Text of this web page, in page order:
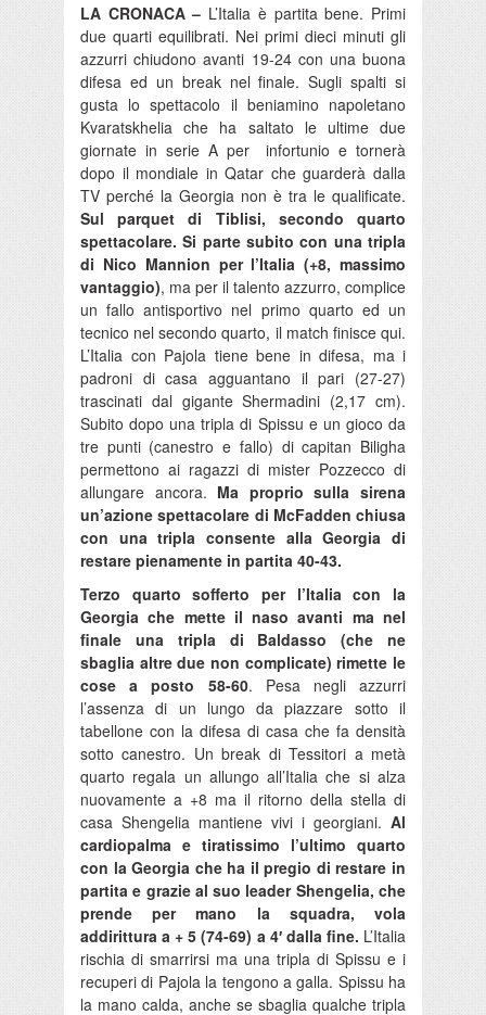
LA CRONACA – L’Italia è partita bene. Primi
due quarti equilibrati. Nei primi dieci minuti gli
azzurri chiudono avanti 19-24 con una buona
difesa ed un break nel finale. Sugli spalti si
gusta lo spettacolo il beniamino napoletano
Kvaratskhelia che ha saltato le ultime due
giornate in serie A per infortunio e tornerà
dopo il mondiale in Qatar che guarderà dalla
TV perché la Georgia non è tra le qualificate.
Sul parquet di Tiblisi, secondo quarto
spettacolare. Si parte subito con una tripla
di Nico Mannion per l’Italia (+8, massimo
vantaggio), ma per il talento azzurro, complice
un fallo antisportivo nel primo quarto ed un
tecnico nel secondo quarto, il match finisce qui.
L’Italia con Pajola tiene bene in difesa, ma i
padroni di casa agguantano il pari (27-27)
trascinati dal gigante Shermadini (2,17 cm).
Subito dopo una tripla di Spissu e un gioco da
tre punti (canestro e fallo) di capitan Biligha
permettono ai ragazzi di mister Pozzecco di
allungare ancora. Ma proprio sulla sirena
un’azione spettacolare di McFadden chiusa
con una tripla consente alla Georgia di
restare pienamente in partita 40-43.
Terzo quarto sofferto per l’Italia con la
Georgia che mette il naso avanti ma nel
finale una tripla di Baldasso (che ne
sbaglia altre due non complicate) rimette le
cose a posto 58-60. Pesa negli azzurri
l’assenza di un lungo da piazzare sotto il
tabellone con la difesa di casa che fa densità
sotto canestro. Un break di Tessitori a metà
quarto regala un allungo all’Italia che si alza
nuovamente a +8 ma il ritorno della stella di
casa Shengelia mantiene vivi i georgiani. Al
cardiopalma e tiratissimo l’ultimo quarto
con la Georgia che ha il pregio di restare in
partita e grazie al suo leader Shengelia, che
prende per mano la squadra, vola
addirittura a + 5 (74-69) a 4′ dalla fine. L’Italia
rischia di smarrirsi ma una tripla di Spissu e i
recuperi di Pajola la tengono a galla. Spissu ha
la mano calda, anche se sbaglia qualche tripla